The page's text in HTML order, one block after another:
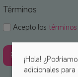
Términos
Acepto los
¡Hola!
adicionales para